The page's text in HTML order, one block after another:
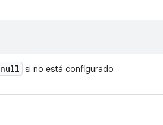
null si no está configurado